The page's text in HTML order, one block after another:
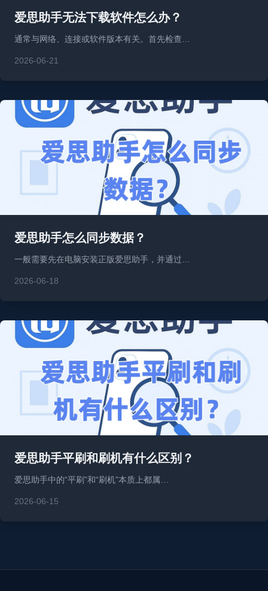
爱思助手无法下载软件怎么办？
通常与网络、连接或软件版本有关。首先检查…
2026-06-21
爱思助手怎么同步数据？
一般需要先在电脑安装正版爱思助手，并通过…
2026-06-18
爱思助手平刷和刷机有什么区别？
爱思助手中的“平刷”和“刷机”本质上都属…
2026-06-15